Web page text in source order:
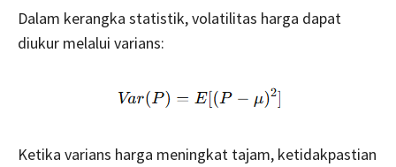
Dalam kerangka statistik, volatilitas harga dapat
diukur melalui varians:
Ketika varians harga meningkat tajam, ketidakpastian